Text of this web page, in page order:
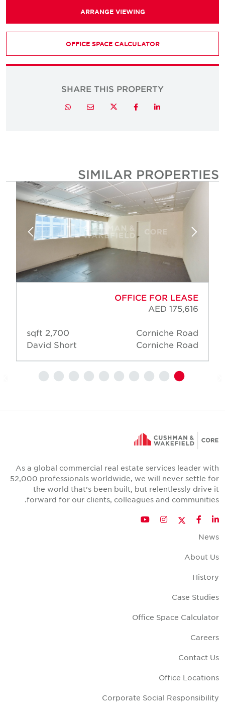
ARRANGE VIEWING
OFFICE SPACE CALCULATOR
SHARE THIS PROPERTY
LinkedIn
Facebook
Twitter
Email
Whatsapp
SIMILAR PROPERTIES
OFFICE FOR LEASE
AED 175,616
Corniche Road
Corniche Road
2,700 sqft
David Short
As a global commercial real estate services leader with
52,000 professionals worldwide, we will never settle for
the world that's been built, but relentlessly drive it
forward for our clients, colleagues and communities.
LinkedIn
Facebook
Twitter
Instagram
YouTube
News
About Us
History
Case Studies
Office Space Calculator
Careers
Contact Us
Office Locations
Corporate Social Responsibility